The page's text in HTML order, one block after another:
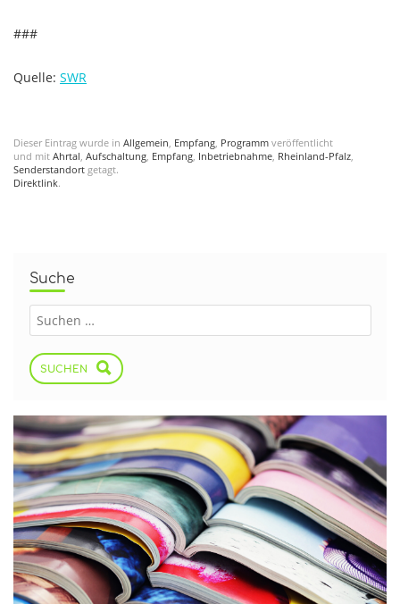
###
Quelle: SWR
Dieser Eintrag wurde in Allgemein, Empfang, Programm veröffentlicht
und mit Ahrtal, Aufschaltung, Empfang, Inbetriebnahme, Rheinland-Pfalz,
Senderstandort getagt.
Direktlink.
Suche
SUCHEN